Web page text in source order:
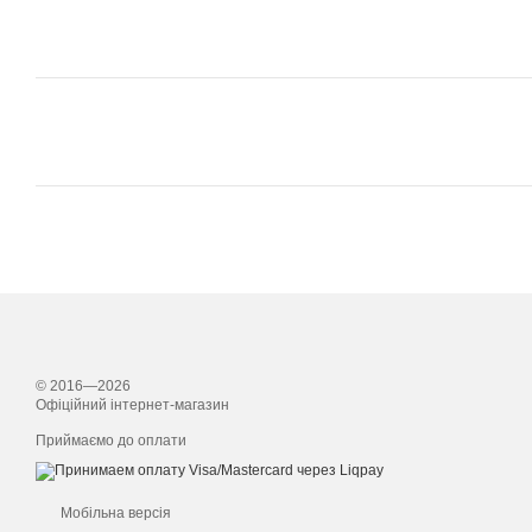
© 2016—2026
Офіційний інтернет-магазин
Приймаємо до оплати
Мобільна версія